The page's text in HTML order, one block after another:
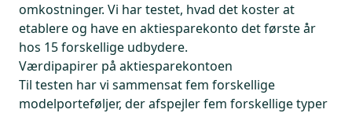
omkostninger. Vi har testet, hvad det koster at
etablere og have en aktiesparekonto det første år
hos 15 forskellige udbydere.
Værdipapirer på aktiesparekontoen
Til testen har vi sammensat fem forskellige
modelporteføljer, der afspejler fem forskellige typer